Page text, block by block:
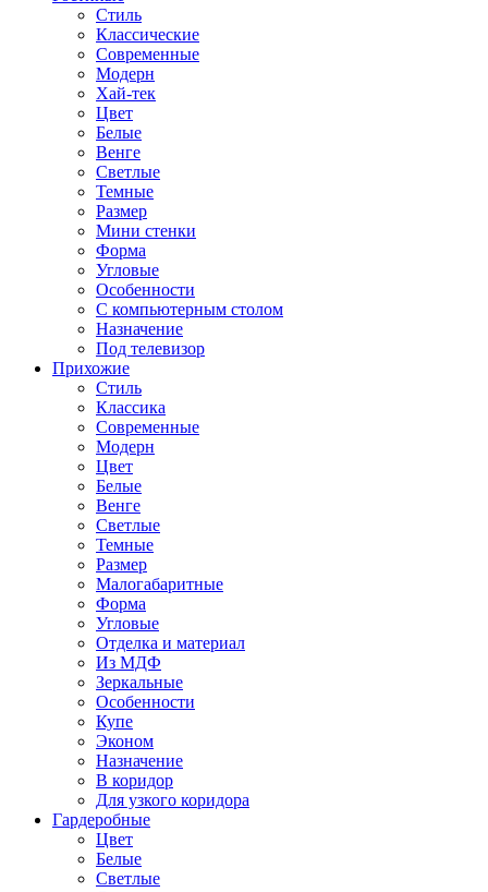
Стиль
Классические
Современные
Модерн
Хай-тек
Цвет
Белые
Венге
Светлые
Темные
Размер
Мини стенки
Форма
Угловые
Особенности
С компьютерным столом
Назначение
Под телевизор
Прихожие
Стиль
Классика
Современные
Модерн
Цвет
Белые
Венге
Светлые
Темные
Размер
Малогабаритные
Форма
Угловые
Отделка и материал
Из МДФ
Зеркальные
Особенности
Купе
Эконом
Назначение
В коридор
Для узкого коридора
Гардеробные
Цвет
Белые
Светлые